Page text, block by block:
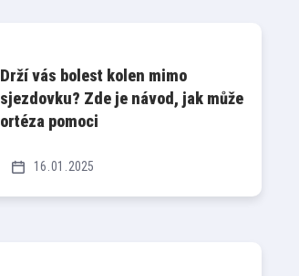
16 01 2025
Drží vás bolest kolen mimo
sjezdovku? Zde je návod, jak může
ortéza pomoci